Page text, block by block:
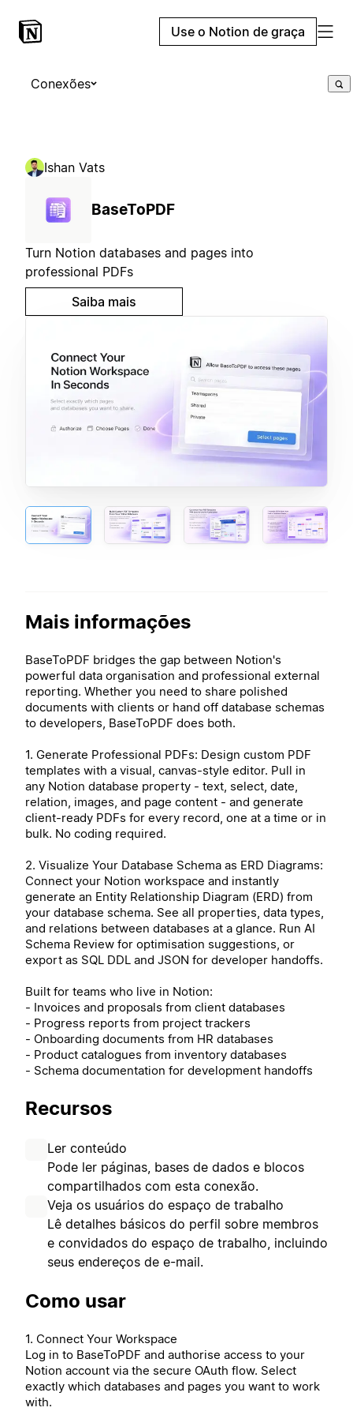
Use o Notion de graça
Conexões
Ishan Vats
BaseToPDF
Turn Notion databases and pages into
professional PDFs
Saiba mais
Mais informações
BaseToPDF bridges the gap between Notion's
powerful data organisation and professional external
reporting. Whether you need to share polished
documents with clients or hand off database schemas
to developers, BaseToPDF does both.
1. Generate Professional PDFs: Design custom PDF
templates with a visual, canvas-style editor. Pull in
any Notion database property - text, select, date,
relation, images, and page content - and generate
client-ready PDFs for every record, one at a time or in
bulk. No coding required.
2. Visualize Your Database Schema as ERD Diagrams:
Connect your Notion workspace and instantly
generate an Entity Relationship Diagram (ERD) from
your database schema. See all properties, data types,
and relations between databases at a glance. Run AI
Schema Review for optimisation suggestions, or
export as SQL DDL and JSON for developer handoffs.
Built for teams who live in Notion:
- Invoices and proposals from client databases
- Progress reports from project trackers
- Onboarding documents from HR databases
- Product catalogues from inventory databases
- Schema documentation for development handoffs
Recursos
Ler conteúdo
Pode ler páginas, bases de dados e blocos
compartilhados com esta conexão.
Veja os usuários do espaço de trabalho
Lê detalhes básicos do perfil sobre membros
e convidados do espaço de trabalho, incluindo
seus endereços de e-mail.
Como usar
1. Connect Your Workspace
Log in to BaseToPDF and authorise access to your
Notion account via the secure OAuth flow. Select
exactly which databases and pages you want to work
with.